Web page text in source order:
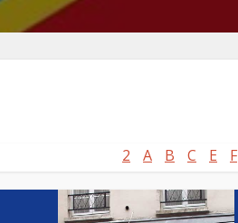
2 A B C E F